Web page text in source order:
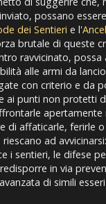
possano
dei Sentieri e l'
brutale di queste
ravvicinato, possa
alle armi da
con criterio e da
ai punti non protetti
di affaticarle, ferirle
ad
i sentieri, le difese
in via
di simili